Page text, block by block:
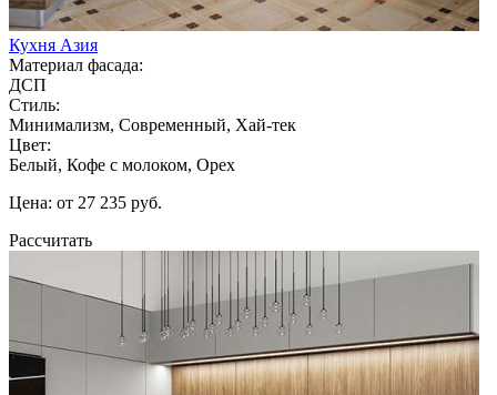
Кухня Азия
Материал фасада:
ДСП
Стиль:
Минимализм, Современный, Хай-тек
Цвет:
Белый, Кофе с молоком, Орех
Цена: от 27 235 руб.
Рассчитать